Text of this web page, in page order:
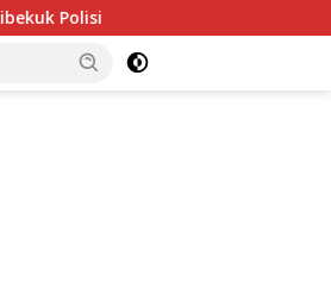
HUT RI ke-81 Makin